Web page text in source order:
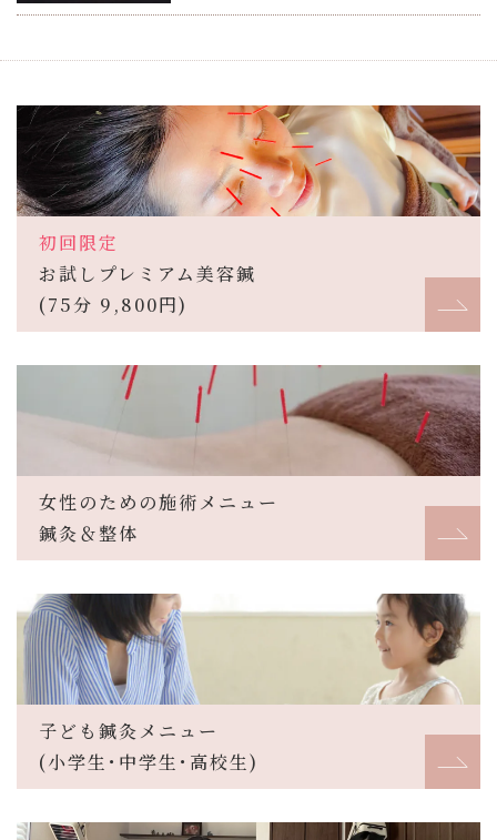
初回限定
お試しプレミアム美容鍼
(75分 9,800円)
女性のための施術メニュー
鍼灸＆整体
子ども鍼灸メニュー
(小学生･中学生･高校生)